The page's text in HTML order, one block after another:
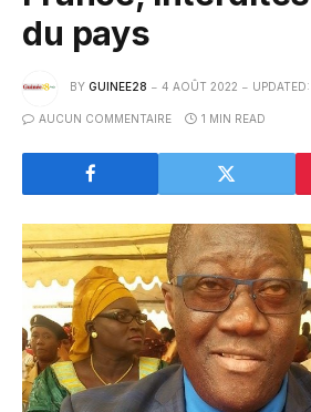
du pays
BY GUINEE28 4 AOÛT 2022 UPDATED:
AUCUN COMMENTAIRE 1 MIN READ